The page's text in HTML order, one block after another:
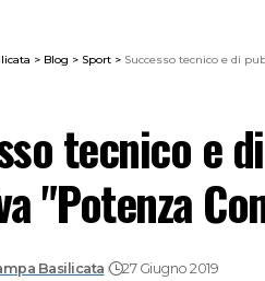
> Blog > Sport > Successo tecnico e di
tecnico e
"Potenza
Basilicata 27 Giugno 2019